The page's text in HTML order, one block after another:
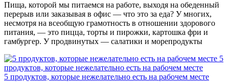
Пища, которой мы питаемся на работе, выходя на обеденный
перерыв или заказывая в офис — что это за еда? У многих,
несмотря на всеобщую грамотность в отношении здорового
питания, — это пицца, торты и пирожки, картошка фри и
гамбургер. У продвинутых — салатики и морепродукты
5
продуктов, которые нежелательно есть на рабочем месте
5 продуктов, которые нежелательно есть на рабочем месте